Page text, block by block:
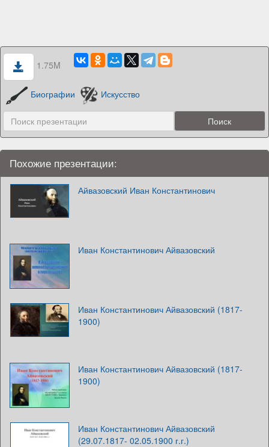
1.75M
Биографии Искусство
Похожие презентации:
Айвазовский Иван Константинович
Иван Константинович Айвазовский
Иван Константинович Айвазовский (1817-
1900)
Иван Константинович Айвазовский (1817-
1900)
Иван Константинович Айвазовский
(29.07.1817- 02.05.1900 г.г.)